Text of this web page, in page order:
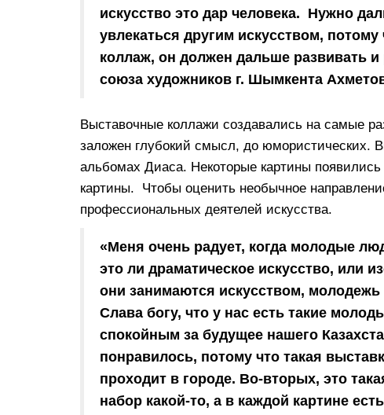
искусство это дар человека. Нужно
увлекаться другим искусством,
коллаж, он должен дальше развивать
союза художников г. Шымкента
Выставочные коллажи создавались на самые
заложен глубокий смысл, до юмористических.
альбомах Диаса. Некоторые картины
картины. Чтобы оценить необычное
профессиональных деятелей искусства.
«Меня очень радует, когда молодые
это ли драматическое искусство, или
они занимаются искусством, молодежь
Слава богу, что у нас есть такие
спокойным за будущее нашего
понравилось, потому что такая
проходит в городе. Во-вторых, это
набор какой-то, а в каждой картине